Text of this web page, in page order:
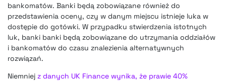
bankomatów. Banki będą zobowiązane również do
przedstawienia oceny, czy w danym miejscu istnieje luka w
dostępie do gotówki. W przypadku stwierdzenia istotnych
luk, banki banki będą zobowiązane do utrzymania oddziałów
i bankomatów do czasu znalezienia alternatywnych
rozwiązań.
Niemniej z danych UK Finance wynika, że prawie 40%